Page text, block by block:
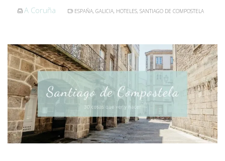
A Coruña
ESPAÑA, GALICIA, HOTELES, SANTIAGO DE COMPOSTELA